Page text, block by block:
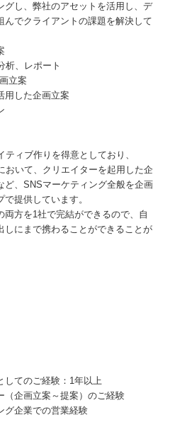
グし、弊社のアセットを活用し、デ
んでクライアントの課題を解決して
析、レポート
立案
用した企画立案
ィブ作りを得意としており、
おいて、クリエイターを起用した企
ど、SNSマーケティング全般を企画
提供しています。
方を1社で完結ができるので、自
しにまで携わることができることが
してのご経験：1年以上
（企画立案～提案）のご経験
グ企業での営業経験